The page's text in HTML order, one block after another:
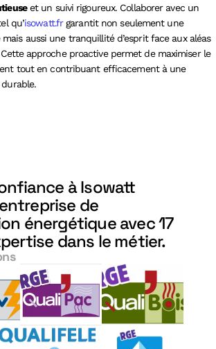
et un suivi rigoureux. Collaborer avec un
qu’isowatt.frgarantit non seulement une
aussi une tranquillité d’esprit face aux aléas
approche proactive permet de maximiser le
tout en contribuant efficacement à une
à Isowatt
de
énergétique avec 17
dans le métier.